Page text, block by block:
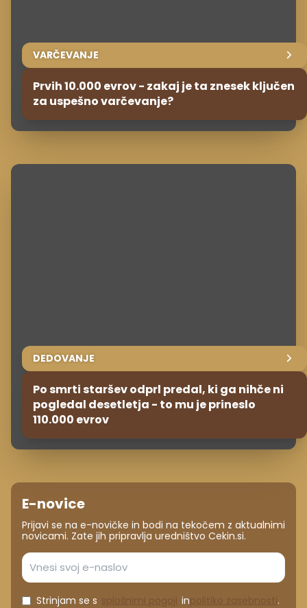
VARČEVANJE
Prvih 10.000 evrov - zakaj je ta znesek ključen
za uspešno varčevanje?
DEDOVANJE
Po smrti staršev odprl predal, ki ga nihče ni
pogledal desetletja - to mu je prineslo
110.000 evrov
E-novice
Prijavi se na e-novičke in bodi na tekočem z aktualnimi
novicami. Zate jih pripravlja uredništvo Cekin.si.
Strinjam se s in .